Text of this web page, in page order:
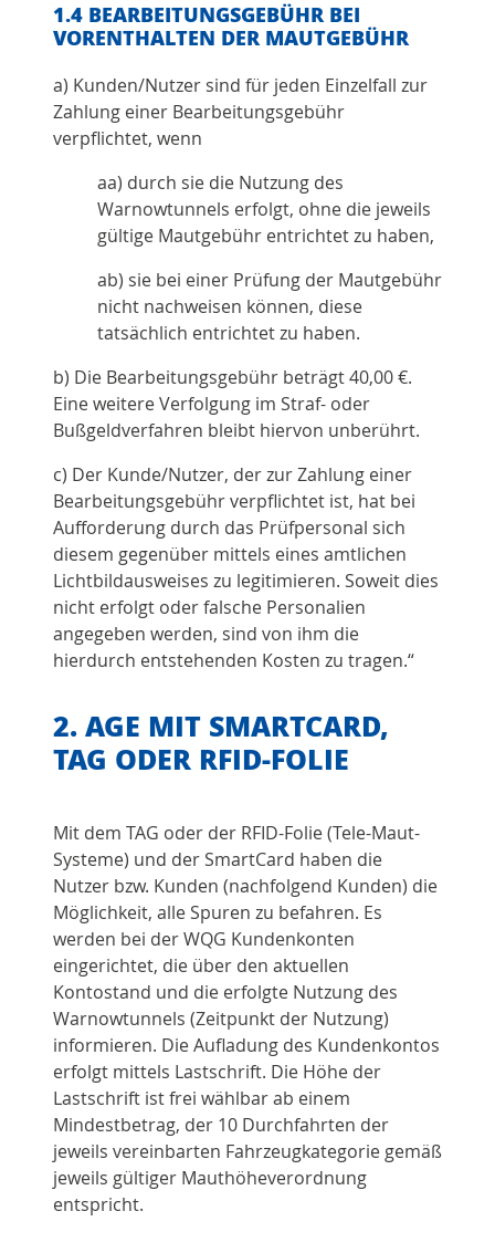
1.4 BEARBEITUNGSGEBÜHR BEI
VORENTHALTEN DER MAUTGEBÜHR
a) Kunden/Nutzer sind für jeden Einzelfall zur
Zahlung einer Bearbeitungsgebühr
verpflichtet, wenn
aa) durch sie die Nutzung des
Warnowtunnels erfolgt, ohne die jeweils
gültige Mautgebühr entrichtet zu haben,
ab) sie bei einer Prüfung der Mautgebühr
nicht nachweisen können, diese
tatsächlich entrichtet zu haben.
b) Die Bearbeitungsgebühr beträgt 40,00 €.
Eine weitere Verfolgung im Straf- oder
Bußgeldverfahren bleibt hiervon unberührt.
c) Der Kunde/Nutzer, der zur Zahlung einer
Bearbeitungsgebühr verpflichtet ist, hat bei
Aufforderung durch das Prüfpersonal sich
diesem gegenüber mittels eines amtlichen
Lichtbildausweises zu legitimieren. Soweit dies
nicht erfolgt oder falsche Personalien
angegeben werden, sind von ihm die
hierdurch entstehenden Kosten zu tragen.“
2. AGE MIT SMARTCARD,
TAG ODER RFID-FOLIE
Mit dem TAG oder der RFID-Folie (Tele-Maut-
Systeme) und der SmartCard haben die
Nutzer bzw. Kunden (nachfolgend Kunden) die
Möglichkeit, alle Spuren zu befahren. Es
werden bei der WQG Kundenkonten
eingerichtet, die über den aktuellen
Kontostand und die erfolgte Nutzung des
Warnowtunnels (Zeitpunkt der Nutzung)
informieren. Die Aufladung des Kundenkontos
erfolgt mittels Lastschrift. Die Höhe der
Lastschrift ist frei wählbar ab einem
Mindestbetrag, der 10 Durchfahrten der
jeweils vereinbarten Fahrzeugkategorie gemäß
jeweils gültiger Mauthöheverordnung
entspricht.